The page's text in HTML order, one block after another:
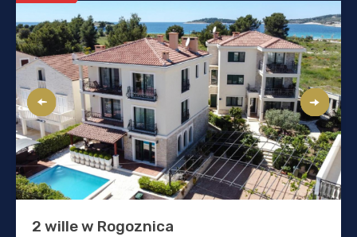
2 wille w Rogoznica